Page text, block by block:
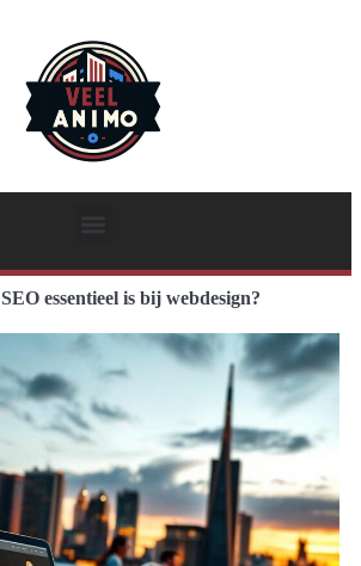
essentieel is bij webdesign?